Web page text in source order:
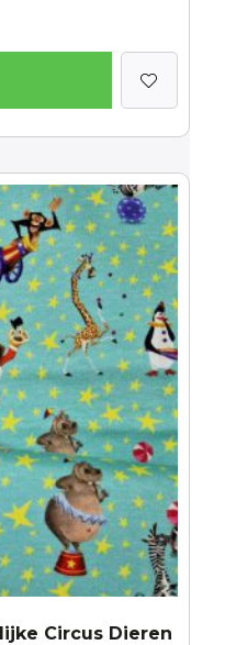
Circus Dieren